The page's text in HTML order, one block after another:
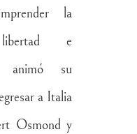
la
e
animó su
a Italia
Osmond y